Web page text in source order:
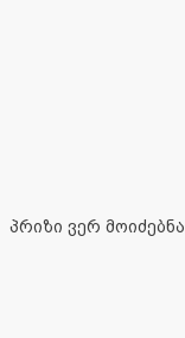
პრიზი ვერ მოიძებნა